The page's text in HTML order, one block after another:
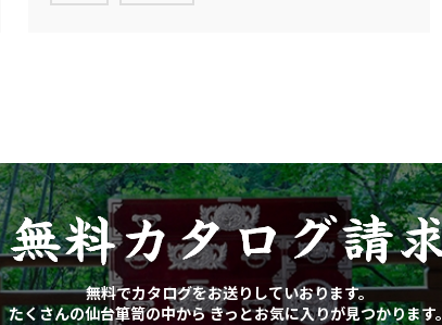
無料カタログ請求無料でカタログをお送りしていおります。
たくさんの仙台箪笥の中からきっとお気に入りが見つかります。